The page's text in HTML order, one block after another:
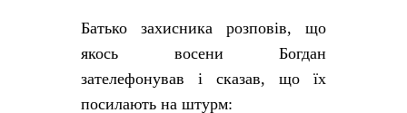
Батько захисника розповів, що
якось восени Богдан
зателефонував і сказав, що їх
посилають на штурм: